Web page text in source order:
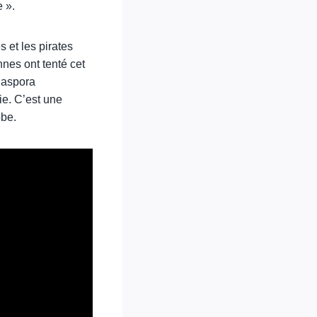
».
et les pirates
ont tenté cet
C’est une